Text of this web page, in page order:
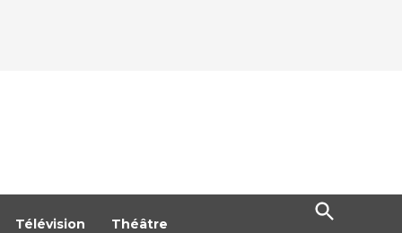
Télévision Théâtre
Open
Search